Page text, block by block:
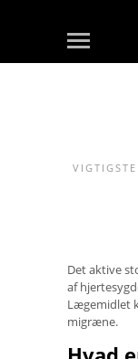
VIGTIGSTE
Det aktive
af
Lægemidlet
migræne.